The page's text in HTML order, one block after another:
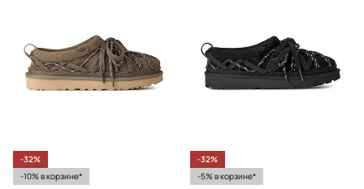
-32%
-10% в корзине*
-32%
-5% в корзине*